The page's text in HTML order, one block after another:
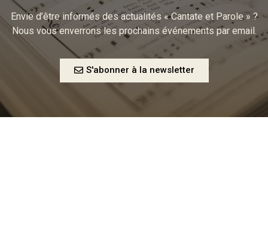
Envie d’être informés des actualités « Cantate et Parole » ?
Nous vous enverrons les prochains événements par email.
S'abonner à la newsletter